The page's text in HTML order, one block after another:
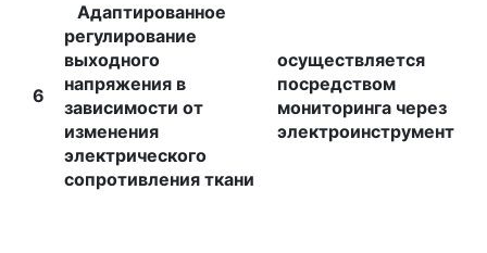
6
Адаптированное
регулирование
выходного
напряжения в
зависимости от
изменения
электрического
сопротивления ткани
осуществляется
посредством
мониторинга через
электроинструмент